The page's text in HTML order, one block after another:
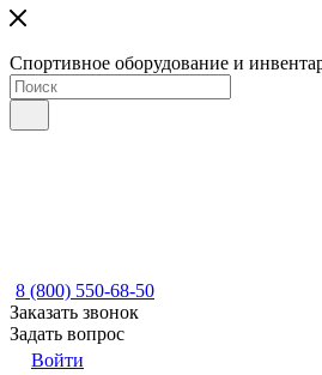
Спортивное оборудование и
8 (800) 550-68-50
Заказать звонок
Задать вопрос
Войти